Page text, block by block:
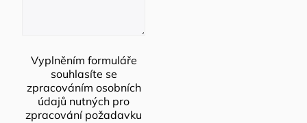
Vyplněním formuláře
souhlasíte se
zpracováním osobních
údajů nutných pro
zpracování požadavku